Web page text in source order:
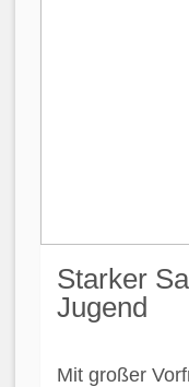
Starker
Jugend
Mit großer